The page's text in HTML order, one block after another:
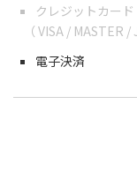
クレジットカード
（ VISA / MASTER
電子決済